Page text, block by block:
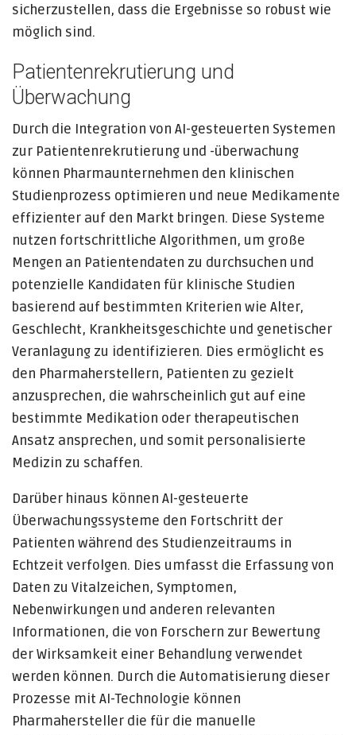
sicherzustellen, dass die Ergebnisse so robust wie
möglich sind.
Patientenrekrutierung und
Überwachung
Durch die Integration von AI-gesteuerten Systemen
zur Patientenrekrutierung und -überwachung
können Pharmaunternehmen den klinischen
Studienprozess optimieren und neue Medikamente
effizienter auf den Markt bringen. Diese Systeme
nutzen fortschrittliche Algorithmen, um große
Mengen an Patientendaten zu durchsuchen und
potenzielle Kandidaten für klinische Studien
basierend auf bestimmten Kriterien wie Alter,
Geschlecht, Krankheitsgeschichte und genetischer
Veranlagung zu identifizieren. Dies ermöglicht es
den Pharmaherstellern, Patienten zu gezielt
anzusprechen, die wahrscheinlich gut auf eine
bestimmte Medikation oder therapeutischen
Ansatz ansprechen, und somit personalisierte
Medizin zu schaffen.
Darüber hinaus können AI-gesteuerte
Überwachungssysteme den Fortschritt der
Patienten während des Studienzeitraums in
Echtzeit verfolgen. Dies umfasst die Erfassung von
Daten zu Vitalzeichen, Symptomen,
Nebenwirkungen und anderen relevanten
Informationen, die von Forschern zur Bewertung
der Wirksamkeit einer Behandlung verwendet
werden können. Durch die Automatisierung dieser
Prozesse mit AI-Technologie können
Pharmahersteller die für die manuelle